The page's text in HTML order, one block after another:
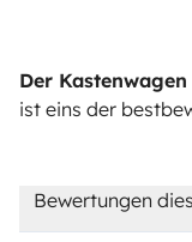
Der
ist eins der
Bewertungen